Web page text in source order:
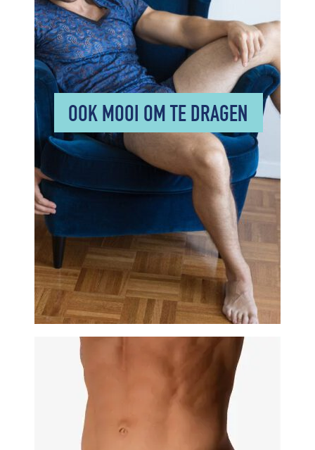
OOK MOOI OM TE DRAGEN